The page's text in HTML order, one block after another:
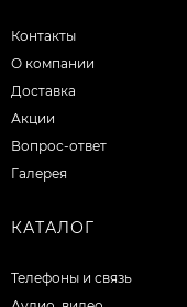
Контакты
О компании
Доставка
Акции
Вопрос-ответ
Галерея
КАТАЛОГ
Телефоны и связь